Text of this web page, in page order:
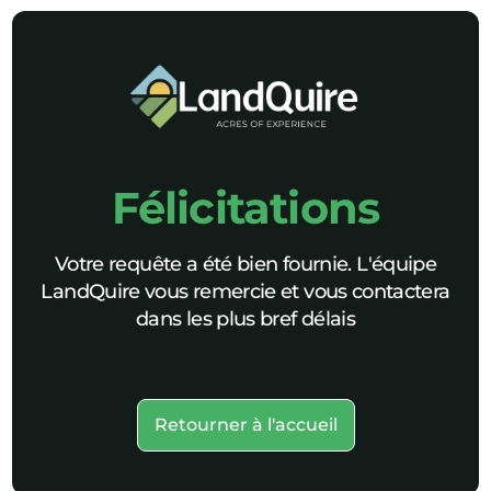
Félicitations
Votre requête a été bien fournie. L'équipe
LandQuire vous remercie et vous contactera
dans les plus bref délais
Retourner à l'accueil